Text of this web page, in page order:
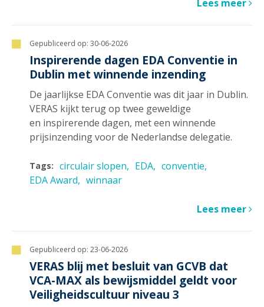
Lees meer
Gepubliceerd op: 30-06-2026
Inspirerende dagen EDA Conventie in
Dublin met winnende inzending
De jaarlijkse EDA Conventie was dit jaar in Dublin.
VERAS kijkt terug op twee geweldige
en inspirerende dagen, met een winnende
prijsinzending voor de Nederlandse delegatie.
Tags: circulair slopen EDA
conventie
EDA Award
winnaar
Lees meer
Gepubliceerd op: 23-06-2026
VERAS blij met besluit van GCVB dat
VCA-MAX als bewijsmiddel geldt voor
Veiligheidscultuur niveau 3